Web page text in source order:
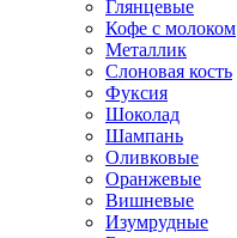
Глянцевые
Кофе с молоком
Металлик
Слоновая кость
Фуксия
Шоколад
Шампань
Оливковые
Оранжевые
Вишневые
Изумрудные